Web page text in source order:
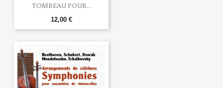
TOMBEAU POUR...
12,00 €